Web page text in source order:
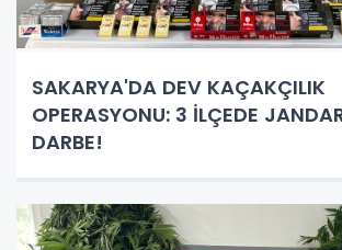
SAKARYA'DA DEV KAÇAKÇILIK
OPERASYONU: 3 İLÇEDE
DARBE!